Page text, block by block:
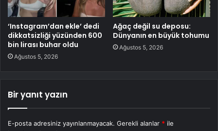
‘Instagram’dan ekle’ dedi
dikkatsizliği yüzünden 600
bin lirası buhar oldu
Ağustos 5, 2026
Ağaç değil su deposu:
Dünyanın en büyük tohumu
Ağustos 5, 2026
Bir yanıt yazın
E-posta adresiniz yayınlanmayacak. Gerekli alanlar * ile